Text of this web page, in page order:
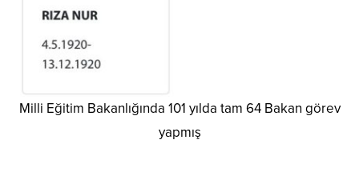
Milli Eğitim Bakanlığında 101 yılda tam 64 Bakan görev
yapmış